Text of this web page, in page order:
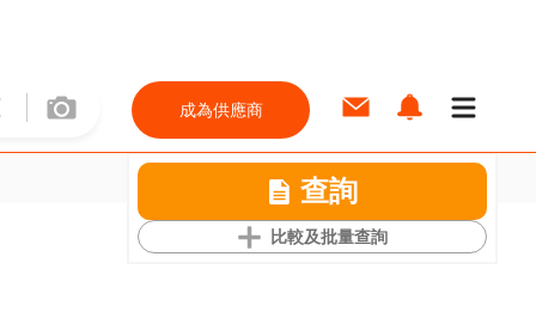
成為供應商
查詢
比較及批量查詢